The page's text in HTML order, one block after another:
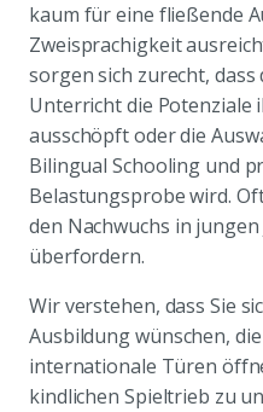
kaum für eine fließende
Zweisprachigkeit
sorgen sich zurecht,
Unterricht die Potenziale
ausschöpft oder die
Bilingual Schooling und
Belastungsprobe wird.
den Nachwuchs in
überfordern.
Wir verstehen, dass Sie
Ausbildung wünschen,
internationale Türen
kindlichen Spieltrieb zu